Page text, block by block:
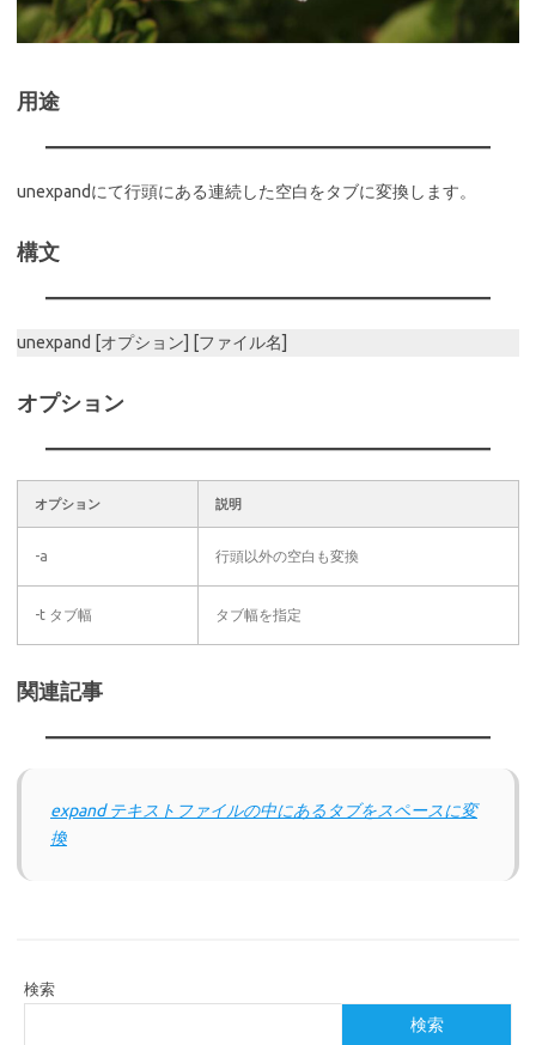
用途
unexpandにて行頭にある連続した空白をタブに変換します。
構文
unexpand [オプション] [ファイル名]
オプション
オプション 説明
-a 行頭以外の空白も変換
-t タブ幅 タブ幅を指定
関連記事
expand テキストファイルの中にあるタブをスペースに変
換
検索
検索